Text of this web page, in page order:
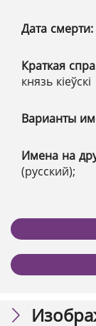
Дата смерти:
Краткая
князь кіеўскі
Варианты
Имена на
(русский);